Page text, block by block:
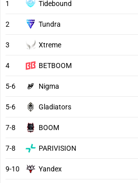
1 Tidebound
2 Tundra
3 Xtreme
4 BETBOOM
5-6 Nigma
5-6 Gladiators
7-8 BOOM
7-8 PARIVISION
9-10 Yandex